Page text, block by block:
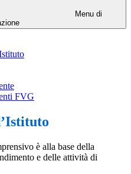
Menu di
FVG
è alla base della
e delle attività di